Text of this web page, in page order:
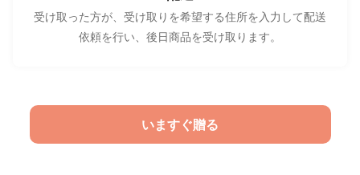
受け取った方が、受け取りを希望する住所を入力して配送
依頼を行い、後日商品を受け取ります。
いますぐ贈る